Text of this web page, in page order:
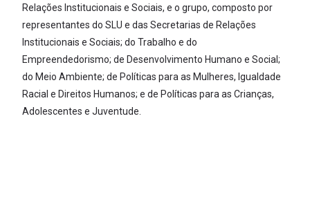
Relações Institucionais e Sociais, e o grupo, composto por
representantes do SLU e das Secretarias de Relações
Institucionais e Sociais; do Trabalho e do
Empreendedorismo; de Desenvolvimento Humano e Social;
do Meio Ambiente; de Políticas para as Mulheres, Igualdade
Racial e Direitos Humanos; e de Políticas para as Crianças,
Adolescentes e Juventude.